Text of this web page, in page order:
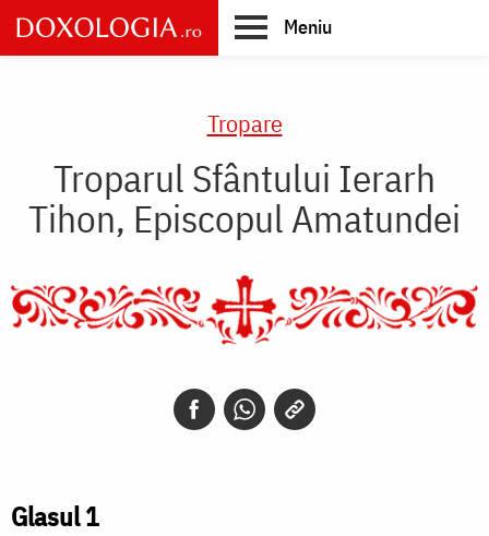
Skip
to
main
Meniu
Tropare
Troparul Sfântului Ierarh
Tihon, Episcopul Amatundei
Glasul 1